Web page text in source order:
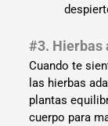
#3. Hierbas
Cuando te
las hierbas
plantas
cuerpo para